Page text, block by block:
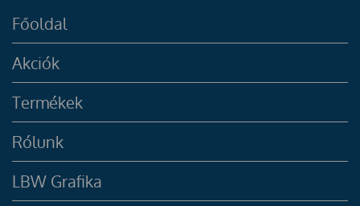
Főoldal
Akciók
Termékek
Rólunk
LBW Grafika